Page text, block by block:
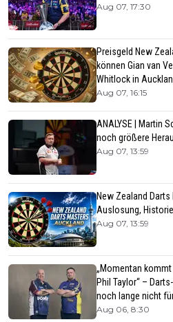
Aug 07, 17:30
Preisgeld New
können Gian van
Whitlock in
Aug 07, 16:15
ANALYSE | Martin
noch größere
Aug 07, 13:59
New Zealand
Auslosung,
Aug 07, 13:59
„Momentan
Phil Taylor“ –
noch lange nicht
Aug 06, 8:30